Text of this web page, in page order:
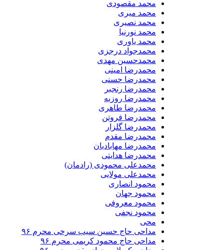
محمد مقصودی
محمد میری
محمد نصیری
محمد نورنیا
محمد یاوری
محمدجواد درجزی
محمدحسین مهدی
محمدرضا امینی
محمدرضا حسنی
محمدرضا رنجبر
محمدرضا روزبه
محمدرضا طاهری
محمدرضا فروتن
محمدرضا گلزار
محمدرضا مقدم
محمدرضا مهابادیان
محمدرضا هدایتی
محمدعلی محمودی (رادمان)
محمدعلی مولایی
محمود انصاری
محمود جهان
محمود معروفی
محمود نجفی
محی
مداحی حاج حسین سیب سرخی محرم ۹۶
مداحی حاج محمود کریمی محرم ۹۶